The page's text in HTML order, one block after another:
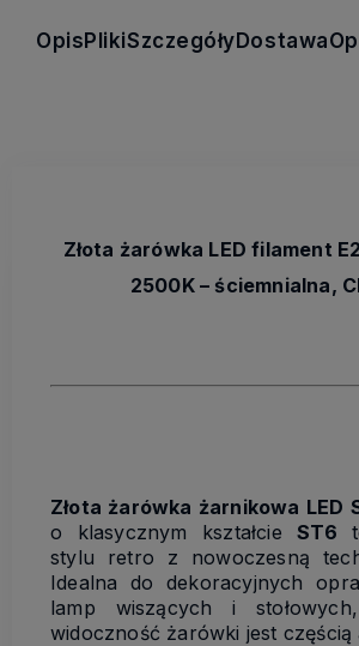
Opis PlikiSzczegóły Dostawa
Złota żarówka LED filament
2500K – ściemnialna,
Złota żarówka żarnikowa LED
o klasycznym kształcieST6
stylu retro z nowoczesną
Idealna do dekoracyjnych
lamp wiszących i
widoczność żarówki jest częścią